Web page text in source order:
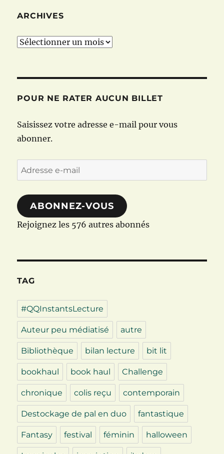
ARCHIVES
Archives
POUR NE RATER AUCUN BILLET
Saisissez votre adresse e-mail pour vous
abonner.
Adresse
e-
mail
ABONNEZ-VOUS
Rejoignez les 576 autres abonnés
TAG
#QQInstantsLecture
Auteur peu médiatisé autre
Bibliothèque bilan lecture bit lit
bookhaul book haul Challenge
chronique colis reçu contemporain
Destockage de pal en duo fantastique
Fantasy festival féminin halloween